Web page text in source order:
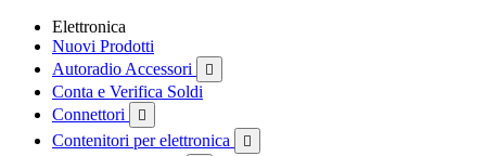
Elettronica
Nuovi Prodotti
Autoradio Accessori

Conta e Verifica Soldi
Connettori

Contenitori per elettronica 